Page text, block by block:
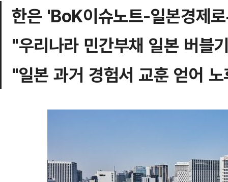
한은 'BoK이슈노트-일본경제
"우리나라 민간부채 일본 버블
"일본 과거 경험서 교훈 얻어